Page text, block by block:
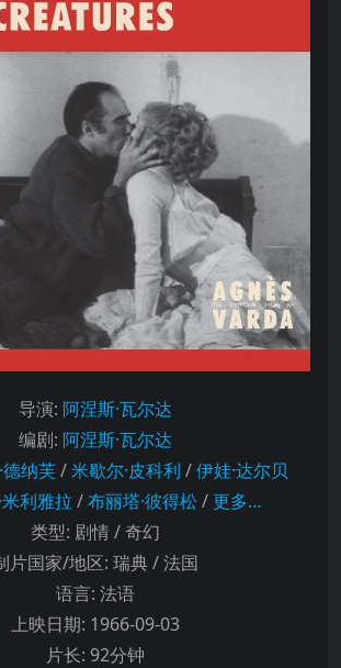
导演: 阿涅斯·瓦尔达
编剧: 阿涅斯·瓦尔达
德纳芙/米歇尔·皮科利 /伊娃·达尔贝
米利雅拉 /布丽塔·彼得松/更多…
类型: 剧情 / 奇幻
片国家/地区: 瑞典 / 法国
语言: 法语
上映日期: 1966-09-03
片长: 92分钟